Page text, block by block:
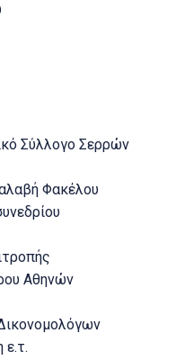
Σύλλογο Σερρών
Φακέλου
Αθηνών
ε.τ.